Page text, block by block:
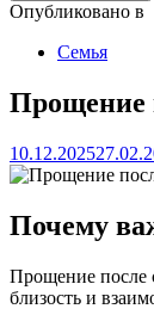
Опубликовано в
Семья
Прощение
10.12.2025
Почему
Прощение после
близость и